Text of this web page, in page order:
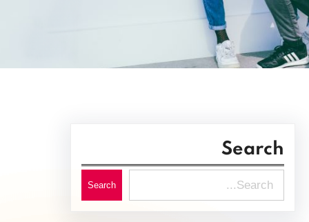
Search
e
Search